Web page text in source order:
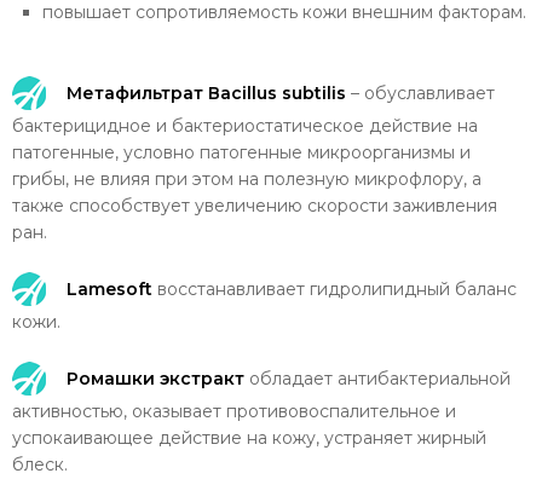
повышает сопротивляемость кожи внешним факторам.
Метафильтрат Вacillus subtilis – обуславливает
бактерицидное и бактериостатическое действие на
патогенные, условно патогенные микроорганизмы и
грибы, не влияя при этом на полезную микрофлору, а
также способствует увеличению скорости заживления
ран.
Lamesoft восстанавливает гидролипидный баланс
кожи.
Ромашки экстракт обладает антибактериальной
активностью, оказывает противовоспалительное и
успокаивающее действие на кожу, устраняет жирный
блеск.